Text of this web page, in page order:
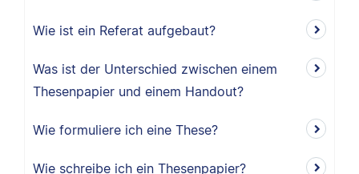
Wie ist ein Referat aufgebaut?
Was ist der Unterschied zwischen einem
Thesenpapier und einem Handout?
Wie formuliere ich eine These?
Wie schreibe ich ein Thesenpapier?